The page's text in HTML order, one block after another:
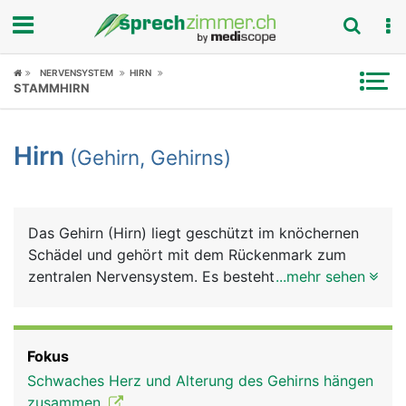
Fokus
Symptome
News
Rubriken
NERVENSYSTEM HIRN
STAMMHIRN
Hirn (Gehirn, Gehirns)
Das Gehirn (Hirn) liegt geschützt im knöchernen
Schädel und gehört mit dem Rückenmark zum
zentralen Nervensystem. Es besteht grob aus
(Sinneseindrücke) zusammen, werden verarbeitet
und lösen entsprechende Reaktionen aus.
...mehr sehen
Fokus
Schwaches Herz und Alterung des Gehirns hängen
zusammen